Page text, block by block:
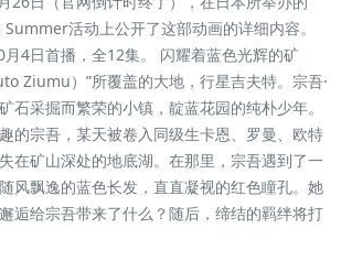
活动上公开了这部动画的详细内容。
4日首播，全12集。 闪耀着蓝色光辉的矿
Ziumu）”所覆盖的大地，行星吉夫特。宗吾·
石采掘而繁荣的小镇，靛蓝花园的纯朴少年。
的宗吾，某天被卷入同级生卡恩、罗曼、欧特
在矿山深处的地底湖。在那里，宗吾遇到了一
风飘逸的蓝色长发，直直凝视的红色瞳孔。她
逅给宗吾带来了什么？随后，缔结的羁绊将打